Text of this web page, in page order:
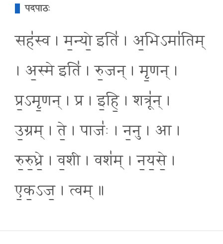
पदपाठः
सह॑स्व । म॒न्यो॒ इति॑ । अ॒भिऽमा॑तिम्
। अ॒स्मे इति॑ । रु॒जन् । मृ॒णन् ।
प्र॒ऽमृ॒णन् । प्र । इ॒हि॒ । शत्रू॑न् ।
उ॒ग्रम् । ते॒ । पाजः॑ । न॒नु । आ ।
रु॒रु॒ध्रे॒ । व॒शी । वश॑म् । न॒य॒से॒ ।
ए॒क॒ऽज॒ । त्वम् ॥